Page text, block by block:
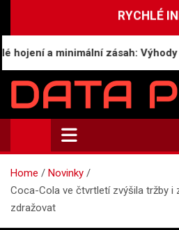
RYCHLÉ
a minimální zásah: Výhody
Data-Press.cz
Ekonomické informace a přehledy
Home
Novinky
Coca-Cola ve čtvrtletí zvýšila tržby i
zdražovat